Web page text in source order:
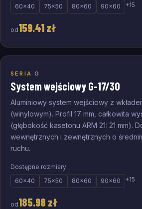
60×40 75×50 80×60 90×60 +15
od159.41zł
SERIA G
System wejściowy G-17/30
Aluminiowy system wejściowy z
(winylowym). Profil 17 mm, całkowita
(głębokość kasetonu ARM 21: 21 mm).
wewnętrznych i zewnętrznych o
ruchu.
Dostępne rozmiary:
60×40 75×50 80×60 90×60 +15
od185.98 zł